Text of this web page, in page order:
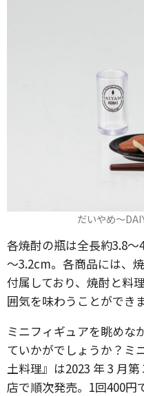
だいやめ～
各焼酎の瓶は全長約3.8
～3.2cm。各商品には、
付属しており、焼酎と料
囲気を味わうことができま
ミニフィギュアを眺めな
ていかがでしょうか？ミ
土料理』は2023 年 3 月
店で順次発売。1回400円